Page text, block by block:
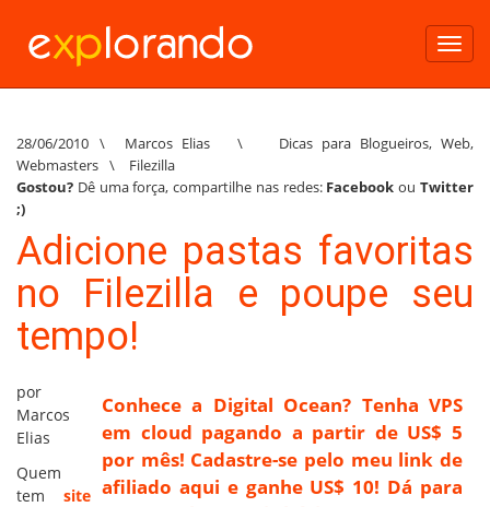
28/06/2010 \ Marcos Elias \ Dicas para Blogueiros,Web,
Webmasters \
Filezilla
Gostou? Dê uma força, compartilhe nas redes: Facebook ouTwitter
;)
Adicione pastas favoritas
no Filezilla e poupe seu
tempo!
Conhece a Digital Ocean? Tenha VPS
em cloud pagando a partir de US$ 5
por mês! Cadastre-se pelo meu link de
afiliado aqui e ganhe US$ 10! Dá para
por
Marcos
Elias
Quem
tem site